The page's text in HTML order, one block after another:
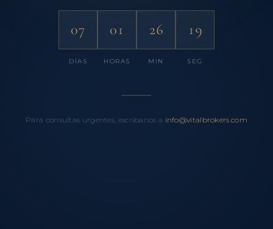
07
DÍAS
01
HORAS
26
MIN
19
SEG
Para consultas urgentes, escríbanos a info@vitalbrokers.com